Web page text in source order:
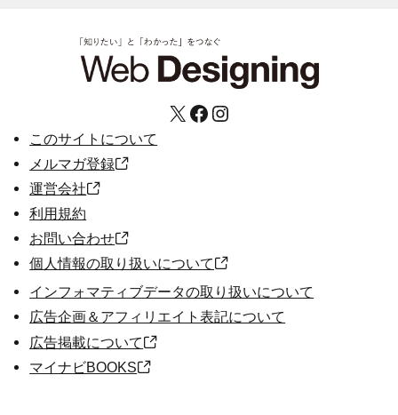
X Facebook Instagram
このサイトについて
メルマガ登録
運営会社
利用規約
お問い合わせ
個人情報の取り扱いについて
インフォマティブデータの取り扱いについて
広告企画＆アフィリエイト表記について
広告掲載について
マイナビBOOKS